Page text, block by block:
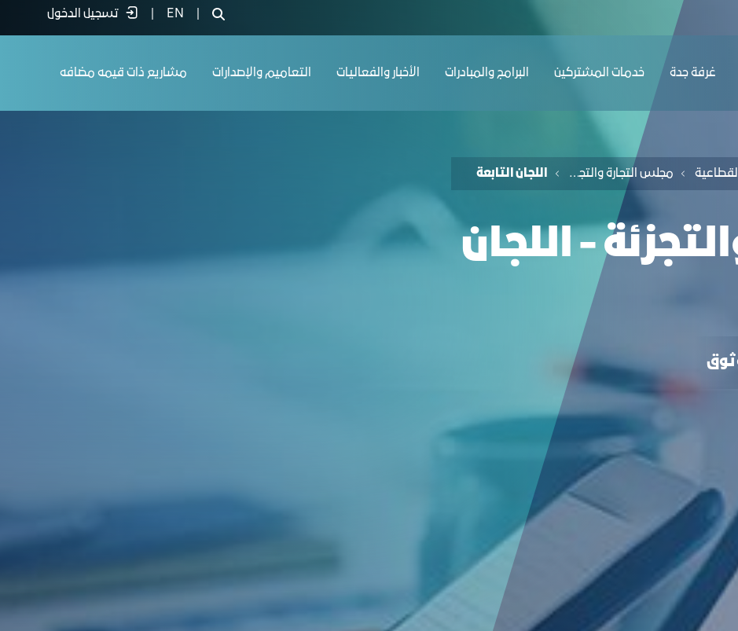
EN تسجيل الدخول
ﻏﺮﻓﺔ ﺟﺪة ﺧﺪﻣﺎت المشتركين البرامج والمبادرات الأخبار والفعاليات التعاميم والإصدارات مشاريع ذات قيمه مضافه
ﻣﺠﻠﺲ اﻟﺘﺠﺎرة واﻟﺘﺠﺰﺋﺔ اللجان التابعة
- اللجان